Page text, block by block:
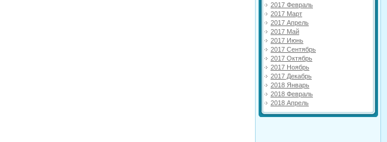
2017 Февраль
2017 Март
2017 Апрель
2017 Май
2017 Июнь
2017 Сентябрь
2017 Октябрь
2017 Ноябрь
2017 Декабрь
2018 Январь
2018 Февраль
2018 Апрель